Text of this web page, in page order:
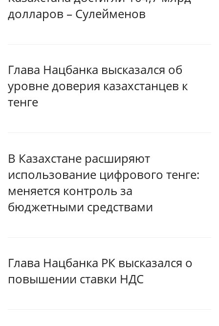
долларов – Сулейменов
Глава Нацбанка высказался об
уровне доверия казахстанцев к
тенге
В Казахстане расширяют
использование цифрового тенге:
меняется контроль за
бюджетными средствами
Глава Нацбанка РК высказался о
повышении ставки НДС